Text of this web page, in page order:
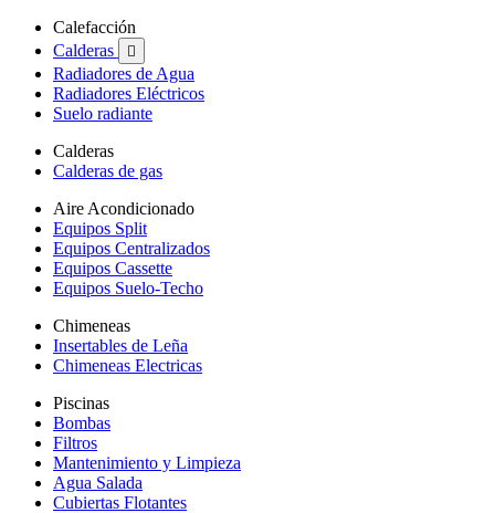
Calefacción
Calderas

Radiadores de Agua
Radiadores Eléctricos
Suelo radiante
Calderas
Calderas de gas
Aire Acondicionado
Equipos Split
Equipos Centralizados
Equipos Cassette
Equipos Suelo-Techo
Chimeneas
Insertables de Leña
Chimeneas Electricas
Piscinas
Bombas
Filtros
Mantenimiento y Limpieza
Agua Salada
Cubiertas Flotantes